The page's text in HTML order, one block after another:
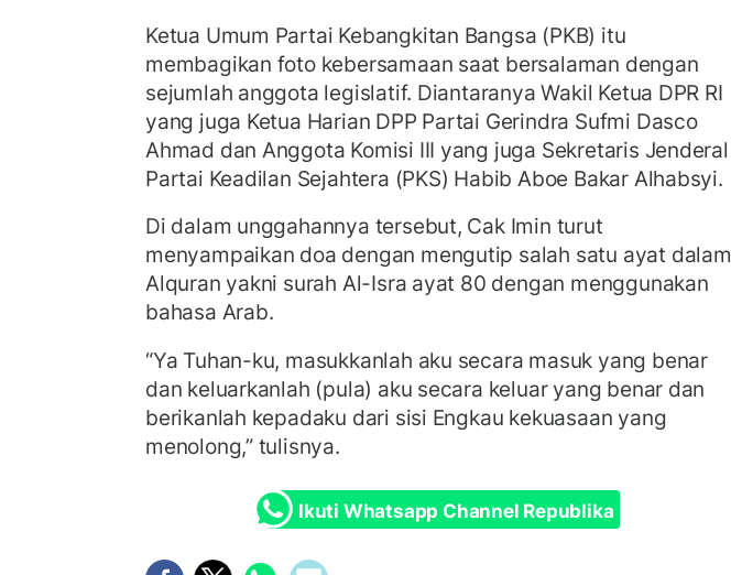
Ketua Umum Partai Kebangkitan Bangsa (PKB) itu
membagikan foto kebersamaan saat bersalaman dengan
sejumlah anggota legislatif. Diantaranya Wakil Ketua DPR RI
yang juga Ketua Harian DPP Partai Gerindra Sufmi Dasco
Ahmad dan Anggota Komisi III yang juga Sekretaris Jenderal
Partai Keadilan Sejahtera (PKS) Habib Aboe Bakar Alhabsyi.
Di dalam unggahannya tersebut, Cak Imin turut
menyampaikan doa dengan mengutip salah satu ayat dalam
Alquran yakni surah Al-Isra ayat 80 dengan menggunakan
bahasa Arab.
“Ya Tuhan-ku, masukkanlah aku secara masuk yang benar
dan keluarkanlah (pula) aku secara keluar yang benar dan
berikanlah kepadaku dari sisi Engkau kekuasaan yang
menolong,” tulisnya.
Ikuti Whatsapp Channel Republika